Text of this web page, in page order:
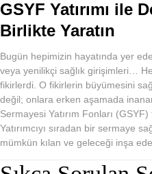
GSYF Yatırımı ile
Birlikte Yaratın
Bugün hepimizin hayatında yer
veya yenilikçi sağlık girişimleri…
fikirlerdi. O fikirlerin büyümesini
değil; onlara erken aşamada
Sermayesi Yatırım Fonları
Yatırımcıyı sıradan bir sermaye
mümkün kılan ve geleceği inşa